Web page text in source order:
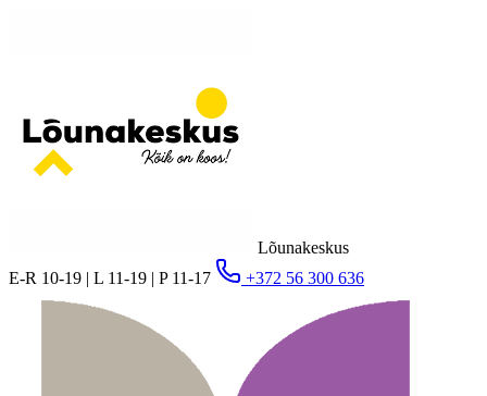
Lõunakeskus
E-R 10-19 | L 11-19 | P 11-17
+372 56 300 636